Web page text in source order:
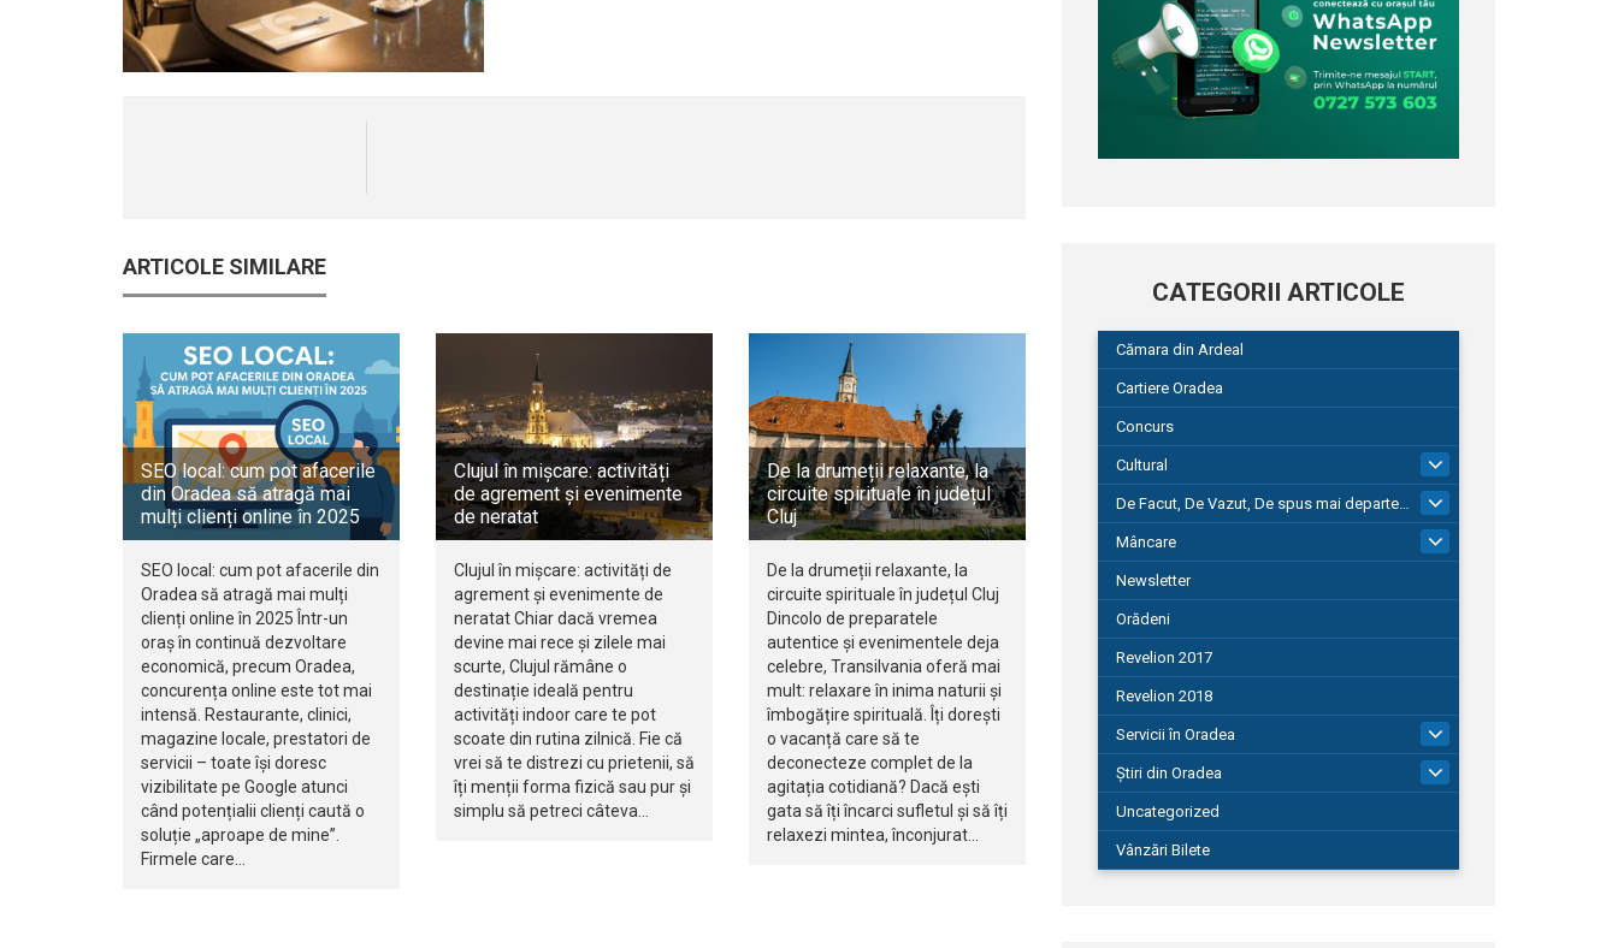
ARTICOLE SIMILARE
SEO local: cum pot afacerile
din Oradea să atragă mai
mulți clienți online în 2025
SEO local: cum pot afacerile din
Oradea să atragă mai mulți
clienți online în 2025 Într-un
oraș în continuă dezvoltare
economică, precum Oradea,
concurența online este tot mai
intensă. Restaurante, clinici,
magazine locale, prestatori de
servicii – toate își doresc
vizibilitate pe Google atunci
când potențialii clienți caută o
soluție „aproape de mine”.
Firmele care…
Clujul în mișcare: activități
de agrement și evenimente
de neratat
Clujul în mișcare: activități de
agrement și evenimente de
neratat Chiar dacă vremea
devine mai rece și zilele mai
scurte, Clujul rămâne o
destinație ideală pentru
activități indoor care te pot
scoate din rutina zilnică. Fie că
vrei să te distrezi cu prietenii, să
îți menții forma fizică sau pur și
simplu să petreci câteva…
De la drumeții relaxante, la
circuite spirituale în județul
Cluj
De la drumeții relaxante, la
circuite spirituale în județul Cluj
Dincolo de preparatele
autentice și evenimentele deja
celebre, Transilvania oferă mai
mult: relaxare în inima naturii și
îmbogățire spirituală. Îți dorești
o vacanță care să te
deconecteze complet de la
agitația cotidiană? Dacă ești
gata să îți încarci sufletul și să îți
relaxezi mintea, înconjurat…
CATEGORII ARTICOLE
Cămara din Ardeal
Cartiere Oradea
Concurs
Cultural
De Facut, De Vazut, De spus mai departe…
580
Mâncare
Newsletter
Orădeni
Revelion 2017
Revelion 2018
Servicii în Oradea
104
Știri din Oradea
1.127
Uncategorized
Vânzări Bilete